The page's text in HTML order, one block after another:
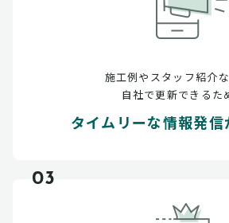
施工例やスタッフ紹介な
自社で更新できるた
タイムリーな情報発信
03